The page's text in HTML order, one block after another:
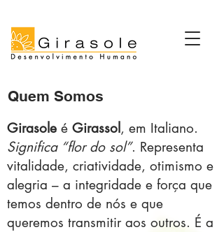
Quem Somos
Girasole é Girassol, em Italiano.
Significa “flor do sol”. Representa
vitalidade, criatividade, otimismo e
alegria – a integridade e força que
temos dentro de nós e que
queremos transmitir aos outros. É a